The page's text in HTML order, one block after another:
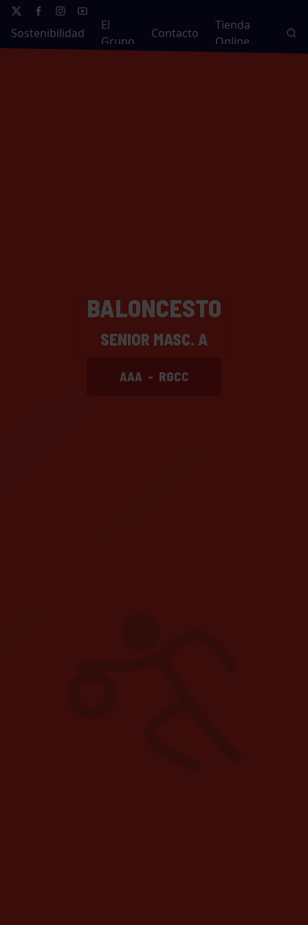
Sostenibilidad
El
Grupo
Contacto
Tienda
Online
BALONCESTO
SENIOR MASC. A
AAA - RGCC